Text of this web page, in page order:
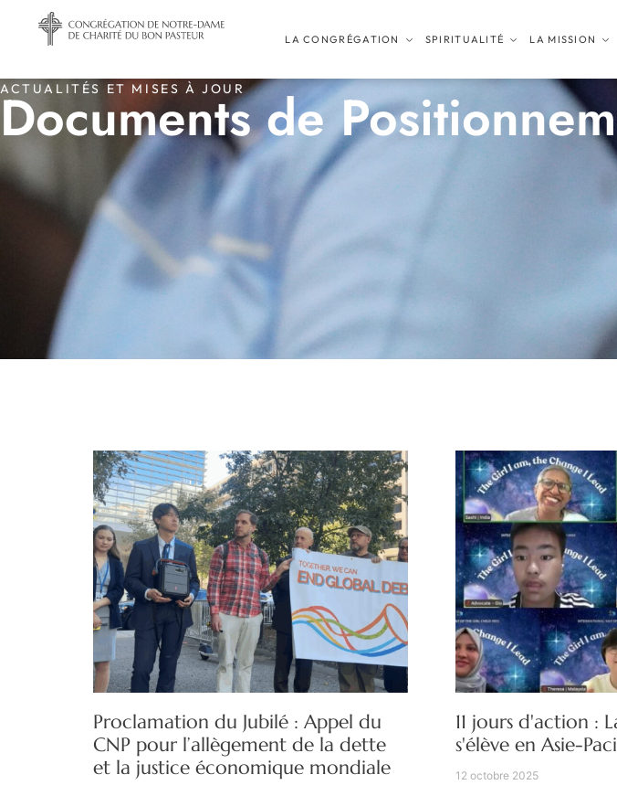
LA CONGRÉGATION SPIRITUALITÉ LA MISSION
ACTUALITÉS ET MISES À JOUR
Documents de
Proclamation du Jubilé : Appel du
CNP pour l’allègement de la dette
et la justice économique mondiale
11 jours d'action :
s'élève en Asie-
12 octobre 2025